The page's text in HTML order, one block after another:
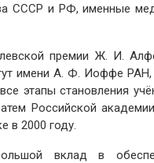
СССР и РФ, именные
премии Ж. И.
имени А. Ф. Иоффе РАН,
этапы становления
Российской
в 2000 году.
вклад в